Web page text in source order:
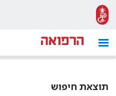
תוצאת חיפוש